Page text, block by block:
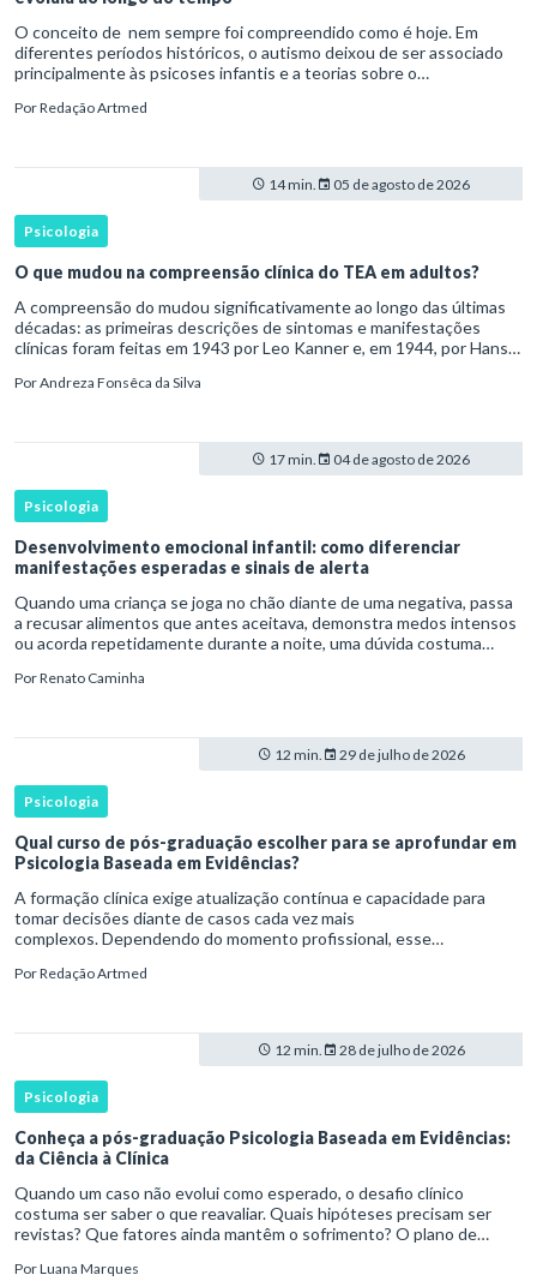
O conceito de nem sempre foi compreendido como é hoje. Em
diferentes períodos históricos, o autismo deixou de ser associado
principalmente às psicoses infantis e a teorias sobre o
transtorno do des
PorRedação Artmed
14 min. 05 de agosto de 2026
Psicologia
O que mudou na compreensão clínica do TEA em adultos?
A compreensão do mudou significativamente ao longo das últimas
décadas: as primeiras descrições de sintomas e manifestações
clínicas foram feitas em 1943 por Leo Kanner e, em 1944, por Hans
PorAndreza Fonsêca da Silva
17 min. 04 de agosto de 2026
Psicologia
Desenvolvimento emocional infantil: como diferenciar
manifestações esperadas e sinais de alerta
Quando uma criança se joga no chão diante de uma negativa, passa
a recusar alimentos que antes aceitava, demonstra medos intensos
ou acorda repetidamente durante a noite, uma dúvida costuma
PorRenato Caminha
12 min. 29 de julho de 2026
Psicologia
Qual curso de pós-graduação escolher para se aprofundar em
Psicologia Baseada em Evidências?
A formação clínica exige atualização contínua e capacidade para
tomar decisões diante de casos cada vez mais
complexos. Dependendo do momento profissional, esse
aprofundamento em ou a especializaçã
PorRedação Artmed
12 min. 28 de julho de 2026
Psicologia
Conheça a pós-graduação Psicologia Baseada em Evidências:
da Ciência à Clínica
Quando um caso não evolui como esperado, o desafio clínico
costuma ser saber o que reavaliar. Quais hipóteses precisam ser
revistas? Que fatores ainda mantêm o sofrimento? O plano de
necessidades d
PorLuana Marques